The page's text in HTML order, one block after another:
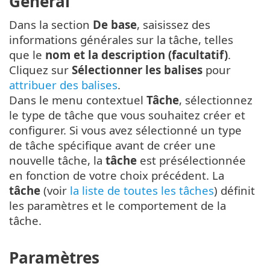
Dans la section De base, saisissez des
informations générales sur la tâche, telles
que le nom et la description (facultatif).
Cliquez sur Sélectionner les balises pour
attribuer des balises.
Dans le menu contextuel Tâche, sélectionnez
le type de tâche que vous souhaitez créer et
configurer. Si vous avez sélectionné un type
de tâche spécifique avant de créer une
nouvelle tâche, la tâche est présélectionnée
en fonction de votre choix précédent. La
tâche (voir la liste de toutes les tâches) définit
les paramètres et le comportement de la
tâche.
Paramètres